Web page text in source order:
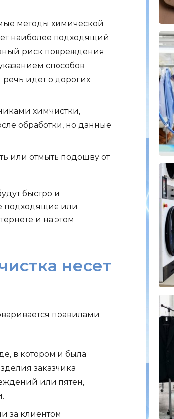
методы химической
наиболее подходящий
риск повреждения
способов
речь идет о дорогих
химчистки,
обработки, но данные
или отмыть подошву от
быстро и
подходящие или
и на этом
несет
правилами
в котором и была
заказчика
или пятен,
за клиентом